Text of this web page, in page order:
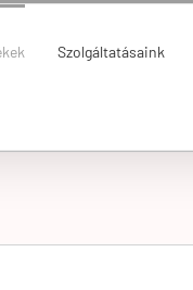
Szolgáltatásaink